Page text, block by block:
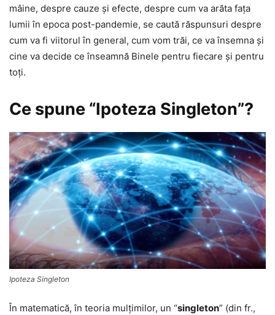
mâine, despre cauze şi efecte, despre cum va arăta faţa
lumii în epoca post-pandemie, se caută răspunsuri despre
cum va fi viitorul în general, cum vom trăi, ce va însemna şi
cine va decide ce înseamnă Binele pentru fiecare şi pentru
toţi.
Ce spune “Ipoteza Singleton”?
Ipoteza Singleton
În matematică, în teoria mulţimilor, un “singleton” (din fr.,